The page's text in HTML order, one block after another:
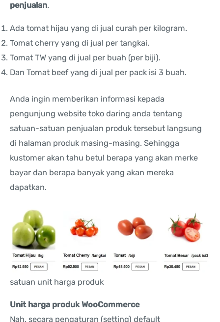
penjualan.
Ada tomat hijau yang di jual curah per kilogram.
Tomat cherry yang di jual per tangkai.
Tomat TW yang di jual per buah (per biji).
Dan Tomat beef yang di jual per pack isi 3 buah.
Anda ingin memberikan informasi kepada
pengunjung website toko daring anda tentang
satuan-satuan penjualan produk tersebut langsung
di halaman produk masing-masing. Sehingga
kustomer akan tahu betul berapa yang akan merke
bayar dan berapa banyak yang akan mereka
dapatkan.
satuan unit harga produk
Unit harga produk WooCommerce
Nah, secara pengaturan (setting) default